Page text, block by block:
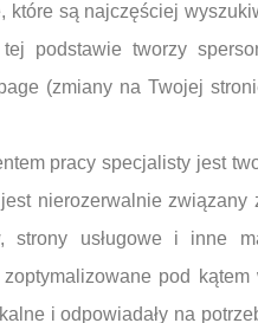
które są najczęściej
podstawie tworzy
(zmiany na Twojej
pracy specjalisty jest
nierozerwalnie związany
strony usługowe i inne
pod
i odpowiadały na